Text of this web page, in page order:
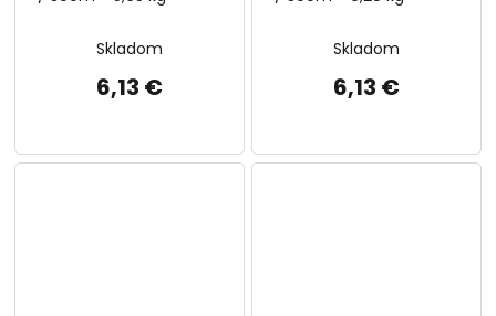
Skladom
6,13 €
Skladom
6,13 €